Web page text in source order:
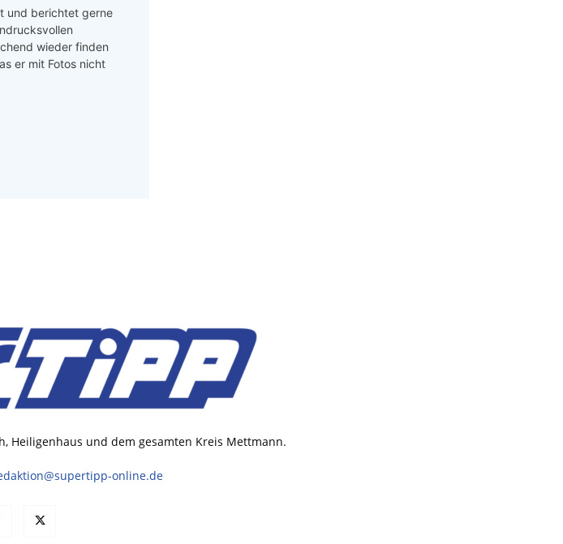
und berichtet gerne
wieder finden
er mit Fotos nicht
Heiligenhaus und dem gesamten Kreis Mettmann.
online.de